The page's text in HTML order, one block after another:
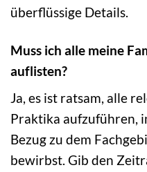
überflüssige Details.
Muss ich alle meine
auflisten?
Ja, es ist ratsam, alle
Praktika aufzuführen,
Bezug zu dem
bewirbst. Gib den